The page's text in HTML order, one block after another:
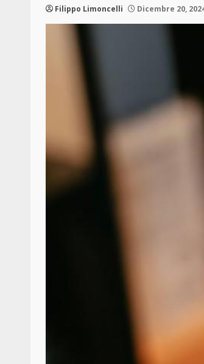
Filippo Limoncelli Dicembre 20,